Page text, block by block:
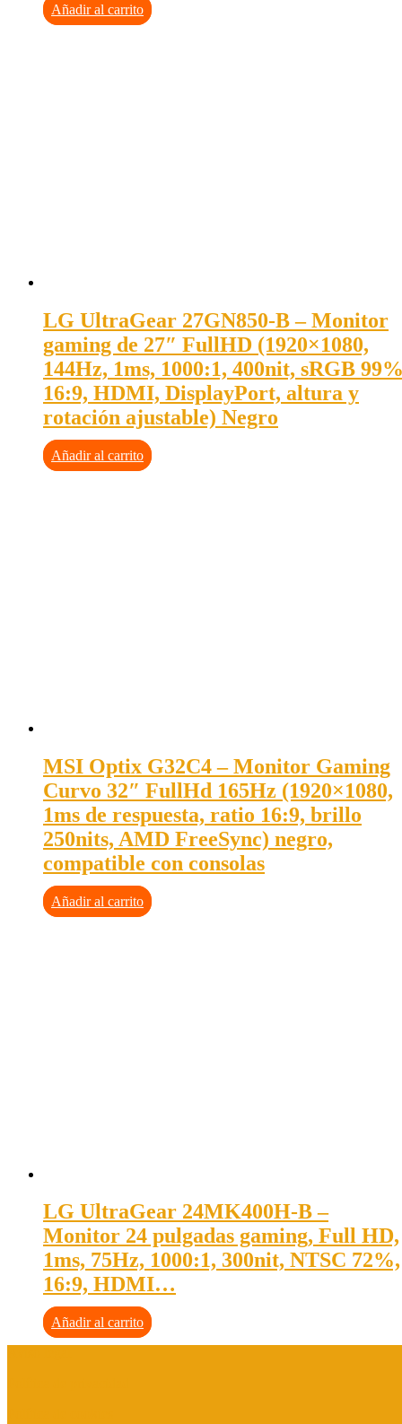
Añadir al carrito
LG UltraGear 27GN850-B – Monitor
gaming de 27″ FullHD (1920×1080,
144Hz, 1ms, 1000:1, 400nit, sRGB
16:9, HDMI, DisplayPort, altura y
rotación ajustable) Negro
Añadir al carrito
MSI Optix G32C4 – Monitor Gaming
Curvo 32″ FullHd 165Hz (1920×1080,
1ms de respuesta, ratio 16:9, brillo
250nits, AMD FreeSync) negro,
compatible con consolas
Añadir al carrito
LG UltraGear 24MK400H-B –
Monitor 24 pulgadas gaming, Full HD,
1ms, 75Hz, 1000:1, 300nit, NTSC 72%,
16:9, HDMI…
Añadir al carrito